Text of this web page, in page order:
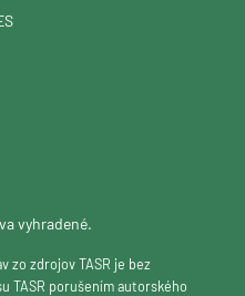
vyhradené.
zo zdrojov TASR je bez
TASR porušením autorského